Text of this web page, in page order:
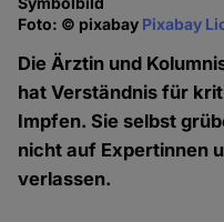
Foto: © pixabay Pixabay
Die Ärztin und
hat Verständnis für
Impfen. Sie selbst
nicht auf Expertinnen
verlassen.